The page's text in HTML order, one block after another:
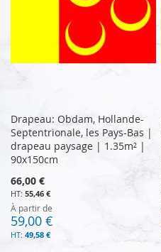
Drapeau: Obdam, Hollande-
Septentrionale, les Pays-Bas |
drapeau paysage | 1.35m² |
90x150cm
66,00 €
55,46 €
À partir de
59,00 €
49,58 €